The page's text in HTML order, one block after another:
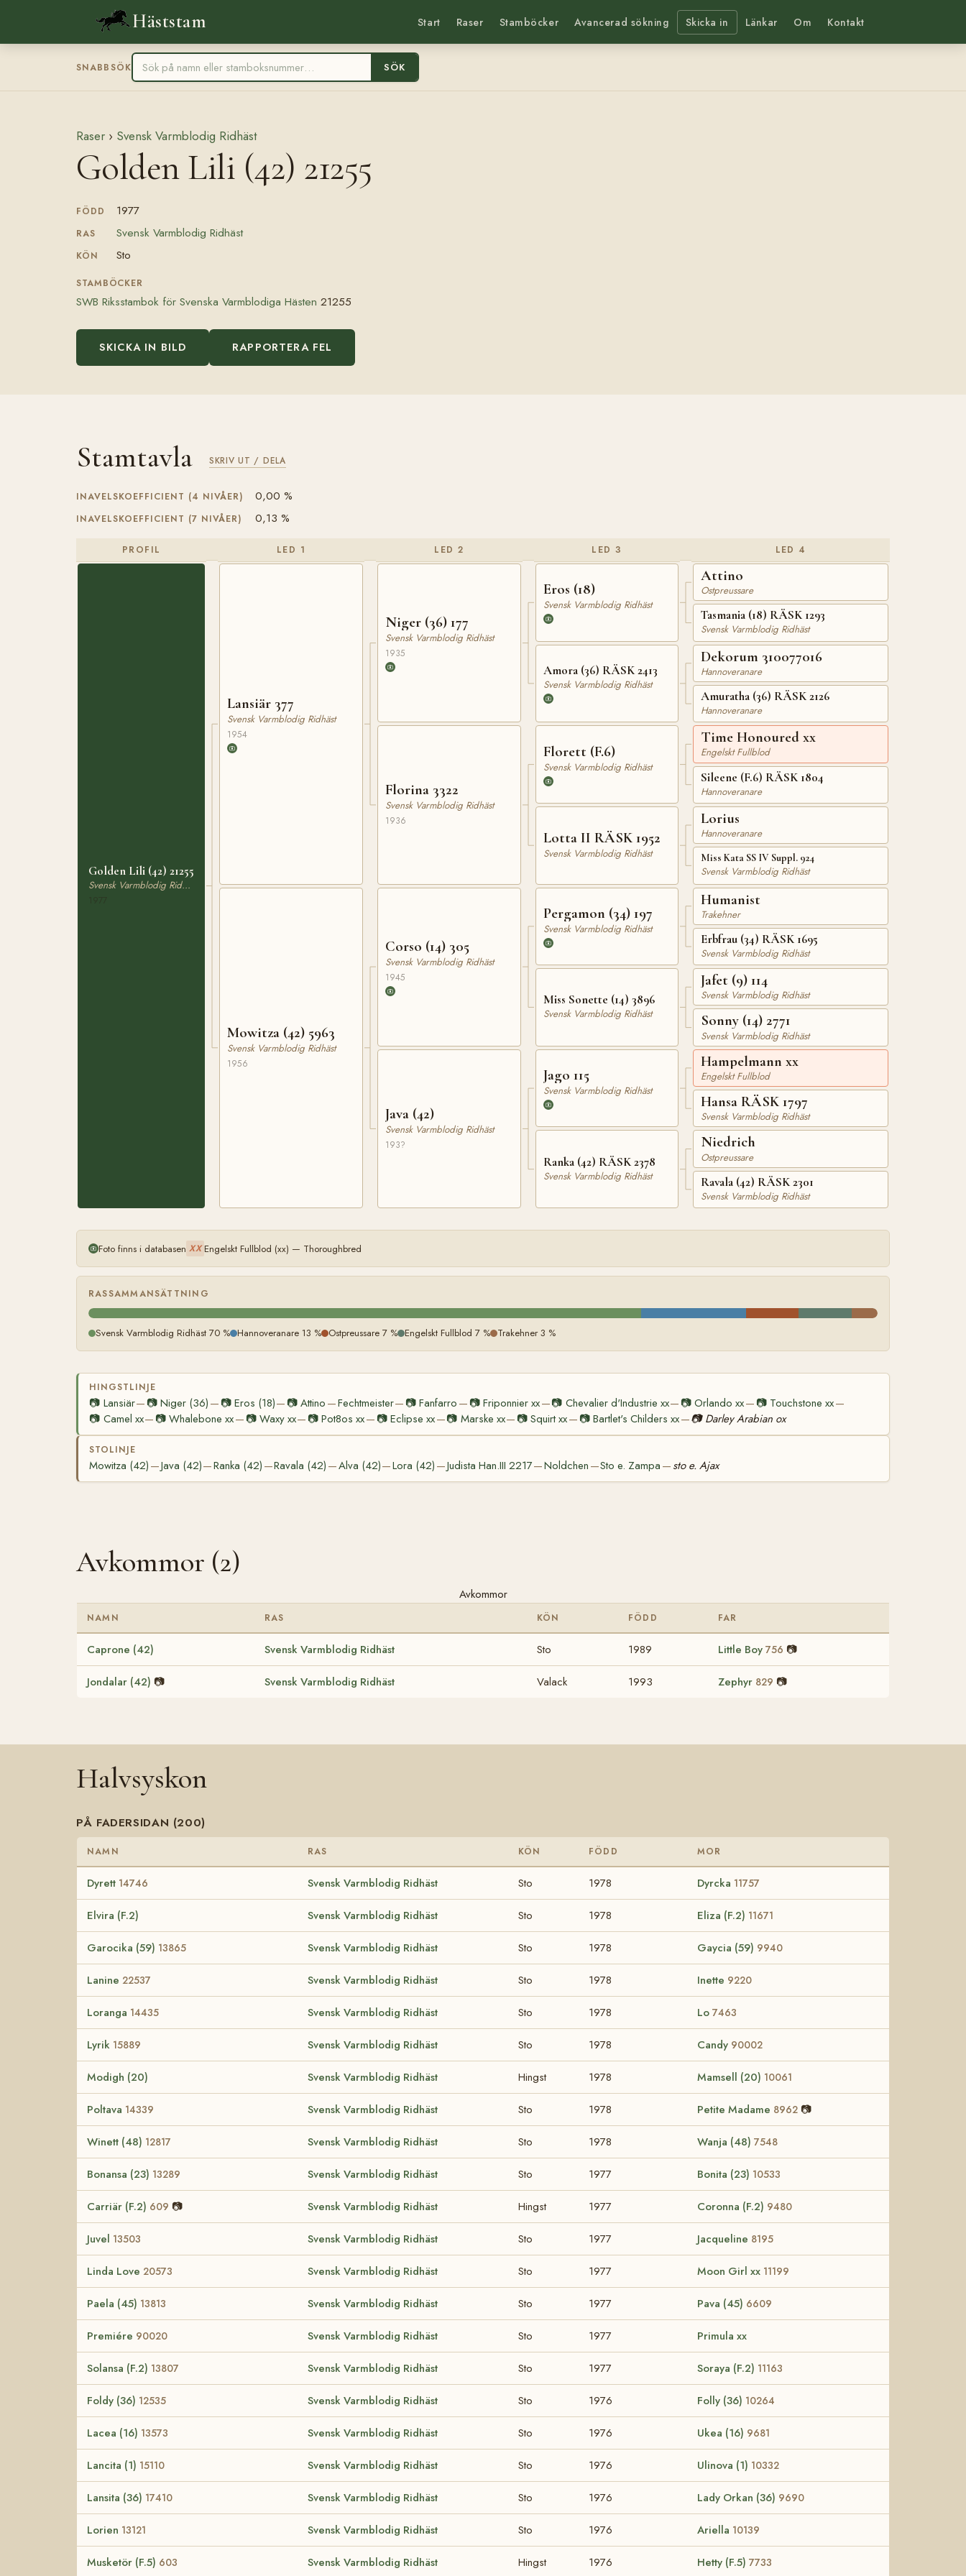
Häststam Start Raser Stamböcker Avancerad sökning Skicka in Länkar Om Kontakt
SNABBSÖK SÖK
Raser › Svensk Varmblodig Ridhäst
Golden Lili (42) 21255
FÖDD 1977
RAS Svensk Varmblodig Ridhäst
KÖN Sto
STAMBÖCKER
SWB Riksstambok för Svenska Varmblodiga Hästen 21255
SKICKA IN BILD RAPPORTERA FEL
Stamtavla SKRIV UT / DELA
INAVELSKOEFFICIENT (4 NIVÅER) 0,00 %
INAVELSKOEFFICIENT (7 NIVÅER) 0,13 %
PROFIL
Golden Lili (42) 21255
Svensk Varmblodig Ridhäst
LED 1
Lansiär 377
Svensk Varmblodig Ridhäst
1954
Mowitza (42) 5963
Svensk Varmblodig Ridhäst
1956
LED 2
Niger (36) 177
Svensk Varmblodig Ridhäst
1935
Florina 3322
Svensk Varmblodig Ridhäst
1936
Corso (14) 305
Svensk Varmblodig Ridhäst
1945
Java (42)
Svensk Varmblodig Ridhäst
193?
LED 3
Eros (18)
Svensk Varmblodig Ridhäst
Amora (36) RÄSK 2413
Svensk Varmblodig Ridhäst
Florett (F.6)
Svensk Varmblodig Ridhäst
Lotta II RÄSK 1952
Svensk Varmblodig Ridhäst
Pergamon (34) 197
Svensk Varmblodig Ridhäst
Miss Sonette (14) 3896
Svensk Varmblodig Ridhäst
Jago 115
Svensk Varmblodig Ridhäst
Ranka (42) RÄSK 2378
Svensk Varmblodig Ridhäst
LED 4
Attino
Ostpreussare
Tasmania (18) RÄSK 1293
Svensk Varmblodig Ridhäst
Dekorum 310077016
Hannoveranare
Amuratha (36) RÄSK 2126
Hannoveranare
Time Honoured xx
Engelskt Fullblod
Sileene (F.6) RÄSK 1804
Hannoveranare
Lorius
Hannoveranare
Miss Kata SS IV Suppl. 924
Svensk Varmblodig Ridhäst
Humanist
Trakehner
Erbfrau (34) RÄSK 1695
Svensk Varmblodig Ridhäst
Jafet (9) 114
Svensk Varmblodig Ridhäst
Sonny (14) 2771
Svensk Varmblodig Ridhäst
Hampelmann xx
Engelskt Fullblod
Hansa RÄSK 1797
Svensk Varmblodig Ridhäst
Niedrich
Ostpreussare
Ravala (42) RÄSK 2301
Svensk Varmblodig Ridhäst
Foto finns i databasen XX Engelskt Fullblod (xx) — Thoroughbred
RASSAMMANSÄTTNING
Svensk Varmblodig Ridhäst 70 % Hannoveranare 13 % Ostpreussare 7 % Engelskt Fullblod 7 % Trakehner 3 %
HINGSTLINJE
📷 Lansiär— 📷Niger (36) — 📷 Eros (18)— 📷 Attino —Fechtmeister— 📷 Fanfarro — 📷Friponnier xx—📷 Chevalier d'Industrie xx— 📷Orlando xx— 📷 Touchstone xx—
📷 Camel xx— 📷Whalebone xx— 📷 Waxy xx— 📷 Pot8os xx— 📷Eclipse xx—📷 Marske xx— 📷Squirt xx— 📷Bartlet's Childers xx—📷 Darley Arabian ox
STOLINJE
Mowitza (42) —Java (42)—Ranka (42) —Ravala (42) —Alva (42)—Lora (42) —Judista Han.III 2217—Noldchen —Sto e. Zampa — sto e. Ajax
Avkommor (2)
Avkommor
NAMN RAS KÖN FÖDD FAR
Caprone (42) Svensk Varmblodig Ridhäst Sto 1989 Little Boy 756 📷
Jondalar (42) 📷 Svensk Varmblodig Ridhäst Valack 1993 Zephyr 829 📷
Halvsyskon
PÅ FADERSIDAN (200)
NAMN RAS KÖN FÖDD MOR
Dyrett 14746 Svensk Varmblodig Ridhäst Sto 1978 Dyrcka 11757
Elvira (F.2) Svensk Varmblodig Ridhäst Sto 1978 Eliza (F.2) 11671
Garocika (59) 13865 Svensk Varmblodig Ridhäst Sto 1978 Gaycia (59) 9940
Lanine 22537 Svensk Varmblodig Ridhäst Sto 1978 Inette 9220
Loranga 14435 Svensk Varmblodig Ridhäst Sto 1978 Lo 7463
Lyrik 15889 Svensk Varmblodig Ridhäst Sto 1978 Candy 90002
Modigh (20) Svensk Varmblodig Ridhäst Hingst 1978 Mamsell (20) 10061
Poltava 14339 Svensk Varmblodig Ridhäst Sto 1978 Petite Madame 8962 📷
Winett (48) 12817 Svensk Varmblodig Ridhäst Sto 1978 Wanja (48) 7548
Bonansa (23) 13289 Svensk Varmblodig Ridhäst Sto 1977 Bonita (23) 10533
Carriär (F.2) 609 📷 Svensk Varmblodig Ridhäst Hingst 1977 Coronna (F.2) 9480
Juvel 13503 Svensk Varmblodig Ridhäst Sto 1977 Jacqueline 8195
Linda Love 20573 Svensk Varmblodig Ridhäst Sto 1977 Moon Girl xx 11199
Paela (45) 13813 Svensk Varmblodig Ridhäst Sto 1977 Pava (45) 6609
Premiére 90020 Svensk Varmblodig Ridhäst Sto 1977 Primula xx
Solansa (F.2) 13807 Svensk Varmblodig Ridhäst Sto 1977 Soraya (F.2) 11163
Foldy (36) 12535 Svensk Varmblodig Ridhäst Sto 1976 Folly (36) 10264
Lacea (16) 13573 Svensk Varmblodig Ridhäst Sto 1976 Ukea (16) 9681
Lancita (1) 15110 Svensk Varmblodig Ridhäst Sto 1976 Ulinova (1) 10332
Lansita (36) 17410 Svensk Varmblodig Ridhäst Sto 1976 Lady Orkan (36) 9690
Lorien 13121 Svensk Varmblodig Ridhäst Sto 1976 Ariella 10139
Musketör (F.5) 603 Svensk Varmblodig Ridhäst Hingst 1976 Hetty (F.5) 7733